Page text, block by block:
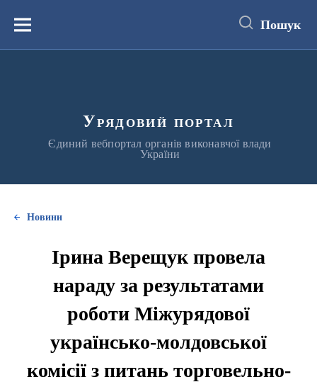
вмістуМеню Пошук
Урядовий портал
Єдиний вебпортал органів виконавчої влади
України
Новини
Ірина Верещук провела
нараду за результатами
роботи Міжурядової
українсько-молдовської
комісії з питань торговельно-